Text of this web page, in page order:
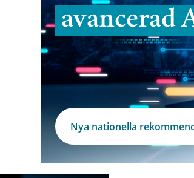
avancerad
Nya nationella